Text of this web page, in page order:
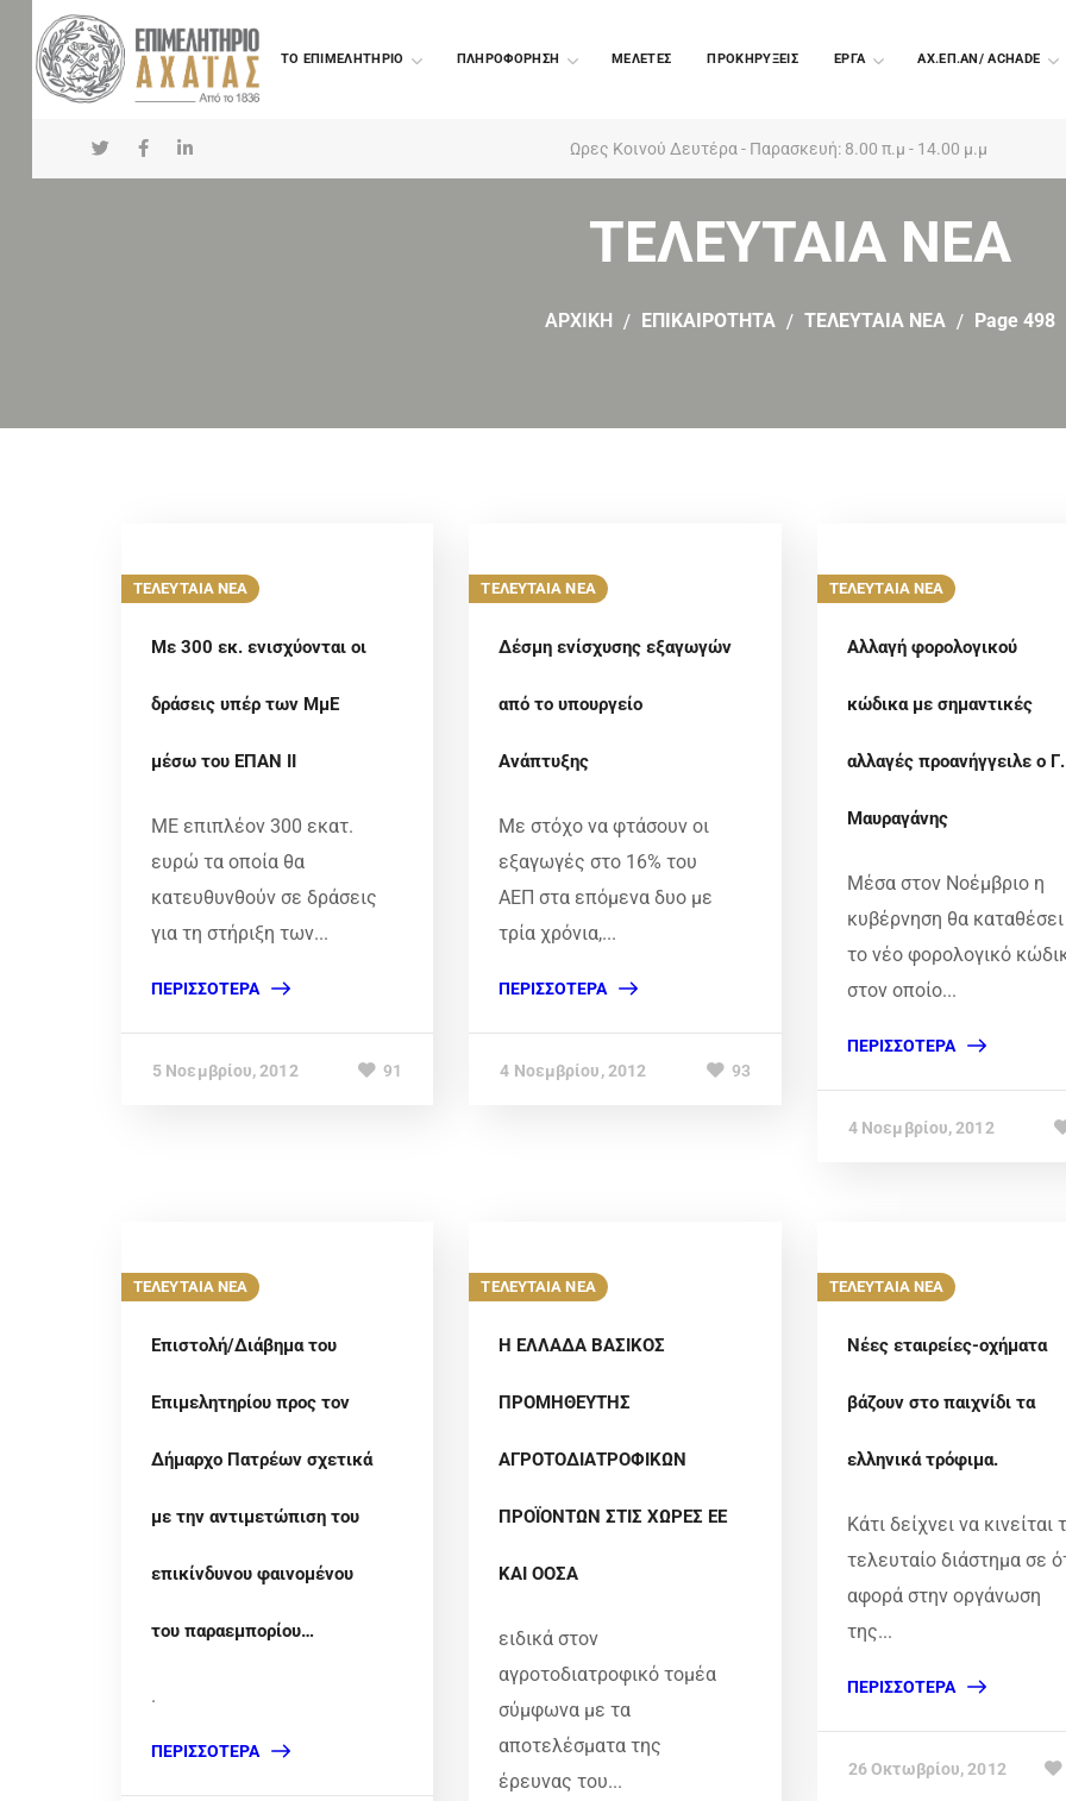
TO ΕΠΙΜΕΛΗΤΗΡΙΟ ΠΛΗΡΟΦΟΡΗΣΗ ΜΕΛΕΤΕΣ ΠΡΟΚΗΡΥΞΕΙΣ EΡΓΑ ΑΧ.ΕΠ.ΑΝ/ ACHADE
Ωρες Κοινού Δευτέρα - Παρασκευή: 8.00 π.μ - 14.00 μ.μ
ΤΕΛΕΥΤΑΙΑ ΝΕΑ
ΑΡΧΙΚΗ ΕΠΙΚΑΙΡΟΤΗΤΑ ΤΕΛΕΥΤΑΙΑ ΝΕΑ Page 498
ΤΕΛΕΥΤΑΙΑ ΝΕΑ
Με 300 εκ. ενισχύονται οι
δράσεις υπέρ των ΜμΕ
μέσω του ΕΠΑΝ ΙΙ
ΜΕ επιπλέον 300 εκατ.
ευρώ τα οποία θα
κατευθυνθούν σε δράσεις
για τη στήριξη των...
ΠΕΡΙΣΣΌΤΕΡΑ
5 Νοεμβρίου, 2012 91
ΤΕΛΕΥΤΑΙΑ ΝΕΑ
Δέσμη ενίσχυσης εξαγωγών
από το υπουργείο
Ανάπτυξης
Με στόχο να φτάσουν οι
εξαγωγές στο 16% του
ΑΕΠ στα επόμενα δυο με
τρία χρόνια,...
ΠΕΡΙΣΣΌΤΕΡΑ
4 Νοεμβρίου, 2012 93
ΤΕΛΕΥΤΑΙΑ ΝΕΑ
Αλλαγή φορολογικού
κώδικα με σημαντικές
αλλαγές προανήγγειλε ο Γ.
Μαυραγάνης
Μέσα στον Νοέμβριο η
κυβέρνηση θα καταθέσει
το νέο φορολογικό
στον οποίο...
ΠΕΡΙΣΣΌΤΕΡΑ
4 Νοεμβρίου, 2012
ΤΕΛΕΥΤΑΙΑ ΝΕΑ
Επιστολή/Διάβημα του
Επιμελητηρίου προς τον
Δήμαρχο Πατρέων σχετικά
με την αντιμετώπιση του
επικίνδυνου φαινομένου
του παραεμπορίου…
.
ΠΕΡΙΣΣΌΤΕΡΑ
ΤΕΛΕΥΤΑΙΑ ΝΕΑ
Η ΕΛΛΑΔΑ ΒΑΣΙΚΟΣ
ΠΡΟΜΗΘΕΥΤΗΣ
ΑΓΡΟΤΟΔΙΑΤΡΟΦΙΚΩΝ
ΠΡΟΪΟΝΤΩΝ ΣΤΙΣ ΧΩΡΕΣ ΕΕ
ΚΑΙ ΟΟΣΑ
ειδικά στον
αγροτοδιατροφικό τομέα
σύμφωνα με τα
αποτελέσματα της
έρευνας του...
ΤΕΛΕΥΤΑΙΑ ΝΕΑ
Νέες εταιρείες-οχήματα
βάζουν στο παιχνίδι τα
ελληνικά τρόφιμα.
Κάτι δείχνει να κινείται
τελευταίο διάστημα σε
αφορά στην οργάνωση
της...
ΠΕΡΙΣΣΌΤΕΡΑ
26 Οκτωβρίου, 2012